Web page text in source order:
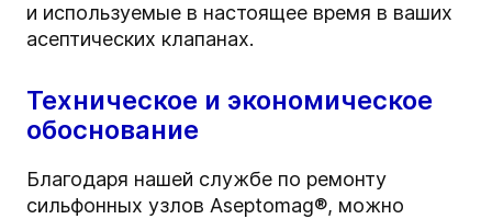
и используемые в настоящее время в ваших
асептических клапанах.
Техническое и экономическое
обоснование
Благодаря нашей службе по ремонту
сильфонных узлов Aseptomag®, можно